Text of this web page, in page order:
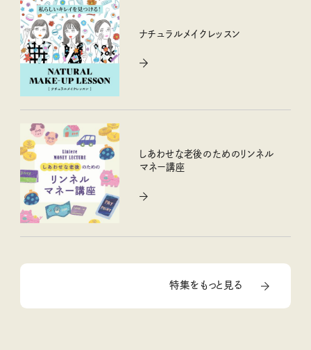
ナチュラルメイクレッスン
しあわせな老後のためのリンネル
マネー講座
特集をもっと見る